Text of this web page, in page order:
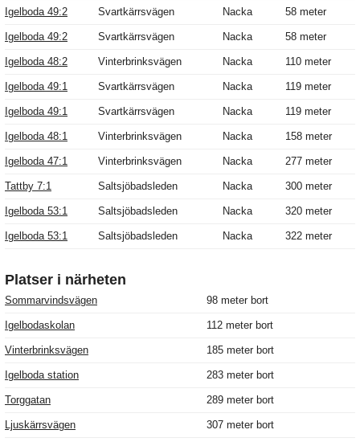
Igelboda 49:2 Svartkärrsvägen Nacka 58 meter
Igelboda 49:2 Svartkärrsvägen Nacka 58 meter
Igelboda 48:2 Vinterbrinksvägen Nacka 110 meter
Igelboda 49:1 Svartkärrsvägen Nacka 119 meter
Igelboda 49:1 Svartkärrsvägen Nacka 119 meter
Igelboda 48:1 Vinterbrinksvägen Nacka 158 meter
Igelboda 47:1 Vinterbrinksvägen Nacka 277 meter
Tattby 7:1 Saltsjöbadsleden Nacka 300 meter
Igelboda 53:1 Saltsjöbadsleden Nacka 320 meter
Igelboda 53:1 Saltsjöbadsleden Nacka 322 meter
Platser i närheten
Sommarvindsvägen 98 meter bort
Igelbodaskolan 112 meter bort
Vinterbrinksvägen 185 meter bort
Igelboda station 283 meter bort
Torggatan 289 meter bort
Ljuskärrsvägen 307 meter bort